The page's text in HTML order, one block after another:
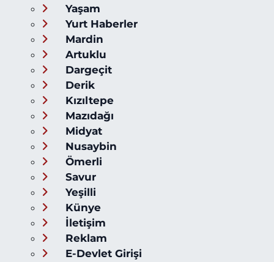
Yaşam
Yurt Haberler
Mardin
Artuklu
Dargeçit
Derik
Kızıltepe
Mazıdağı
Midyat
Nusaybin
Ömerli
Savur
Yeşilli
Künye
İletişim
Reklam
E-Devlet Girişi